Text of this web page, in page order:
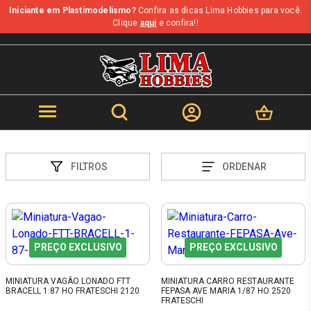
Iniciante em Plastimodelismo?Confira as dicas Lima Hobbies para você.
Clique aqui e confira!!
FILTROS ORDENAR
PREÇO EXCLUSIVO
MINIATURA VAGÃO LONADO FTT
BRACELL 1:87 HO FRATESCHI 2120
PREÇO EXCLUSIVO
MINIATURA CARRO RESTAURANTE
FEPASA AVE MARIA 1/87 HO 2520
FRATESCHI